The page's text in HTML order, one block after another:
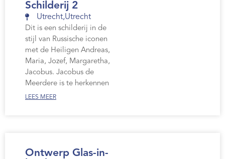
Schilderij 2
Utrecht,Utrecht
Dit is een schilderij in de
stijl van Russische iconen
met de Heiligen Andreas,
Maria, Jozef, Margaretha,
Jacobus. Jacobus de
Meerdere is te herkennen
LEES MEER
Ontwerp Glas-in-